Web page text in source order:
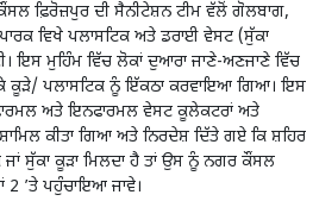
ਫ਼ਿਰੋਜ਼ਪੁਰ ਦੀ ਸੈਨੀਟੇਸ਼ਨ ਟੀਮ ਵੱਲੋਂ ਗੋਲਬਾਗ,
ਵਿਖੇ ਪਲਾਸਟਿਕ ਅਤੇ ਡਰਾਈ ਵੇਸਟ (ਸੁੱਕਾ
ਇਸ ਮੁਹਿੰਮ ਵਿੱਚ ਲੋਕਾਂ ਦੁਆਰਾ ਜਾਣੇ-ਅਣਜਾਣੇ ਵਿੱਚ
ਕੂੜੇ/ ਪਲਾਸਟਿਕ ਨੂੰ ਇੱਕਠਾ ਕਰਵਾਇਆ ਗਿਆ। ਇਸ
ਅਤੇ ਇਨਫਾਰਮਲ ਵੇਸਟ ਕੂਲੇਕਟਰਾਂ ਅਤੇ
ਕੀਤਾ ਗਿਆ ਅਤੇ ਨਿਰਦੇਸ਼ ਦਿੱਤੇ ਗਏ ਕਿ ਸ਼ਹਿਰ
ਜਾਂ ਸੁੱਕਾ ਕੂੜਾ ਮਿਲਦਾ ਹੈ ਤਾਂ ਉਸ ਨੂੰ ਨਗਰ ਕੌਂਸਲ
’ਤੇ ਪਹੁੰਚਾਇਆ ਜਾਵੇ।